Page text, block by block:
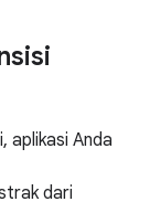
aplikasi Anda
dari